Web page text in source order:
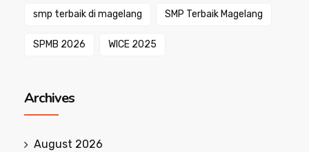
smp terbaik di magelang SMP Terbaik Magelang
SPMB 2026 WICE 2025
Archives
August 2026